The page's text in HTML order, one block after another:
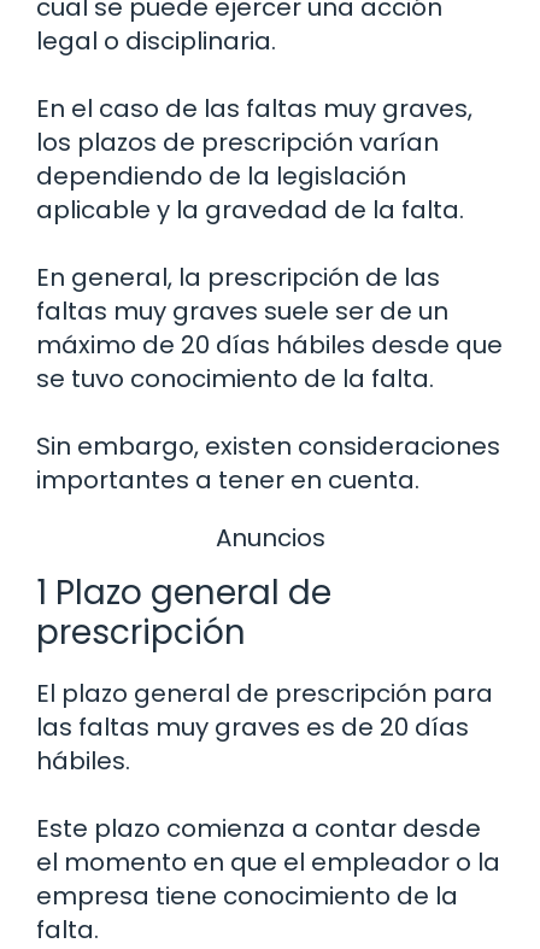
cual se puede ejercer una acción
legal o disciplinaria.
En el caso de las faltas muy graves,
los plazos de prescripción varían
dependiendo de la legislación
aplicable y la gravedad de la falta.
En general, la prescripción de las
faltas muy graves suele ser de un
máximo de 20 días hábiles desde que
se tuvo conocimiento de la falta.
Sin embargo, existen consideraciones
importantes a tener en cuenta.
Anuncios
1 Plazo general de
prescripción
El plazo general de prescripción para
las faltas muy graves es de 20 días
hábiles.
Este plazo comienza a contar desde
el momento en que el empleador o la
empresa tiene conocimiento de la
falta.